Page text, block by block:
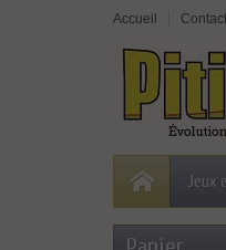
Accueil Contact
Jeux